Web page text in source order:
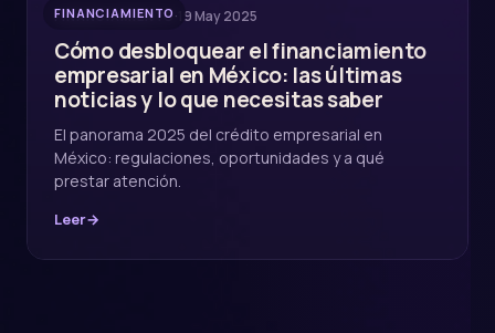
FINANCIAMIENTO
FINANCIAMIENTO · 19 May 2025
Cómo desbloquear el financiamiento
empresarial en México: las últimas
noticias y lo que necesitas saber
El panorama 2025 del crédito empresarial en
México: regulaciones, oportunidades y a qué
prestar atención.
Leer→